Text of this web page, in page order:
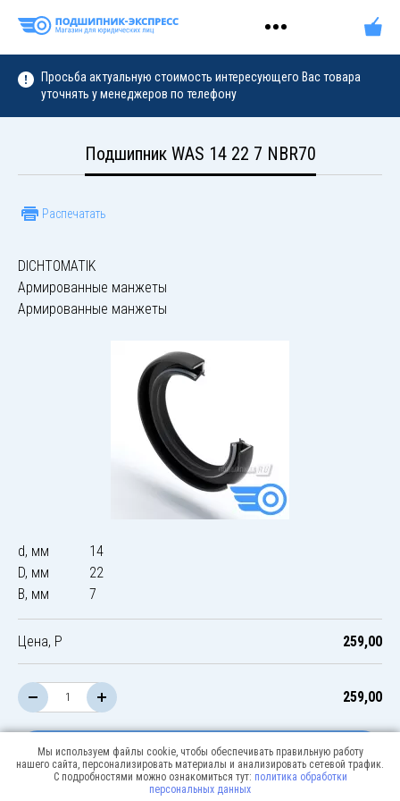
Просьба актуальную стоимость интересующего Вас товара
уточнять у менеджеров по телефону
Подшипник WAS 14 22 7 NBR70
Распечатать
DICHTOMATIK
Армированные манжеты
Армированные манжеты
d, мм
14
D, мм
22
B, мм
7
Цена, Р 259,00
259,00
В корзину
Мы используем файлы cookie, чтобы обеспечивать правильную работу
нашего сайта, персонализировать материалы и анализировать сетевой трафик.
С подробностями можно ознакомиться тут: политика обработки
персональных данных